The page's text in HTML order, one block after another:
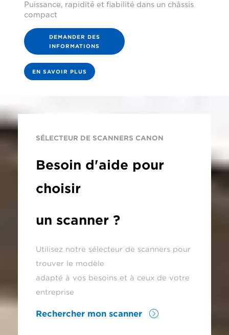
Puissance, rapidité et fiabilité dans un châssis
compact
DEMANDER DES
INFORMATIONS
EN SAVOIR PLUS
SÉLECTEUR DE SCANNERS CANON
Besoin d'aide pour
choisir
un scanner ?
Utilisez notre sélecteur de scanners pour
trouver le modèle
adapté à vos besoins et à ceux de votre
entreprise
Rechercher mon scanner